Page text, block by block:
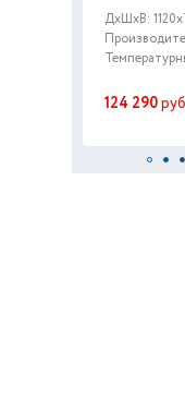
ДxШxВ:
124 290руб